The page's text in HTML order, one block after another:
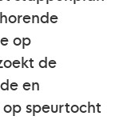
op
de
en
speurtocht